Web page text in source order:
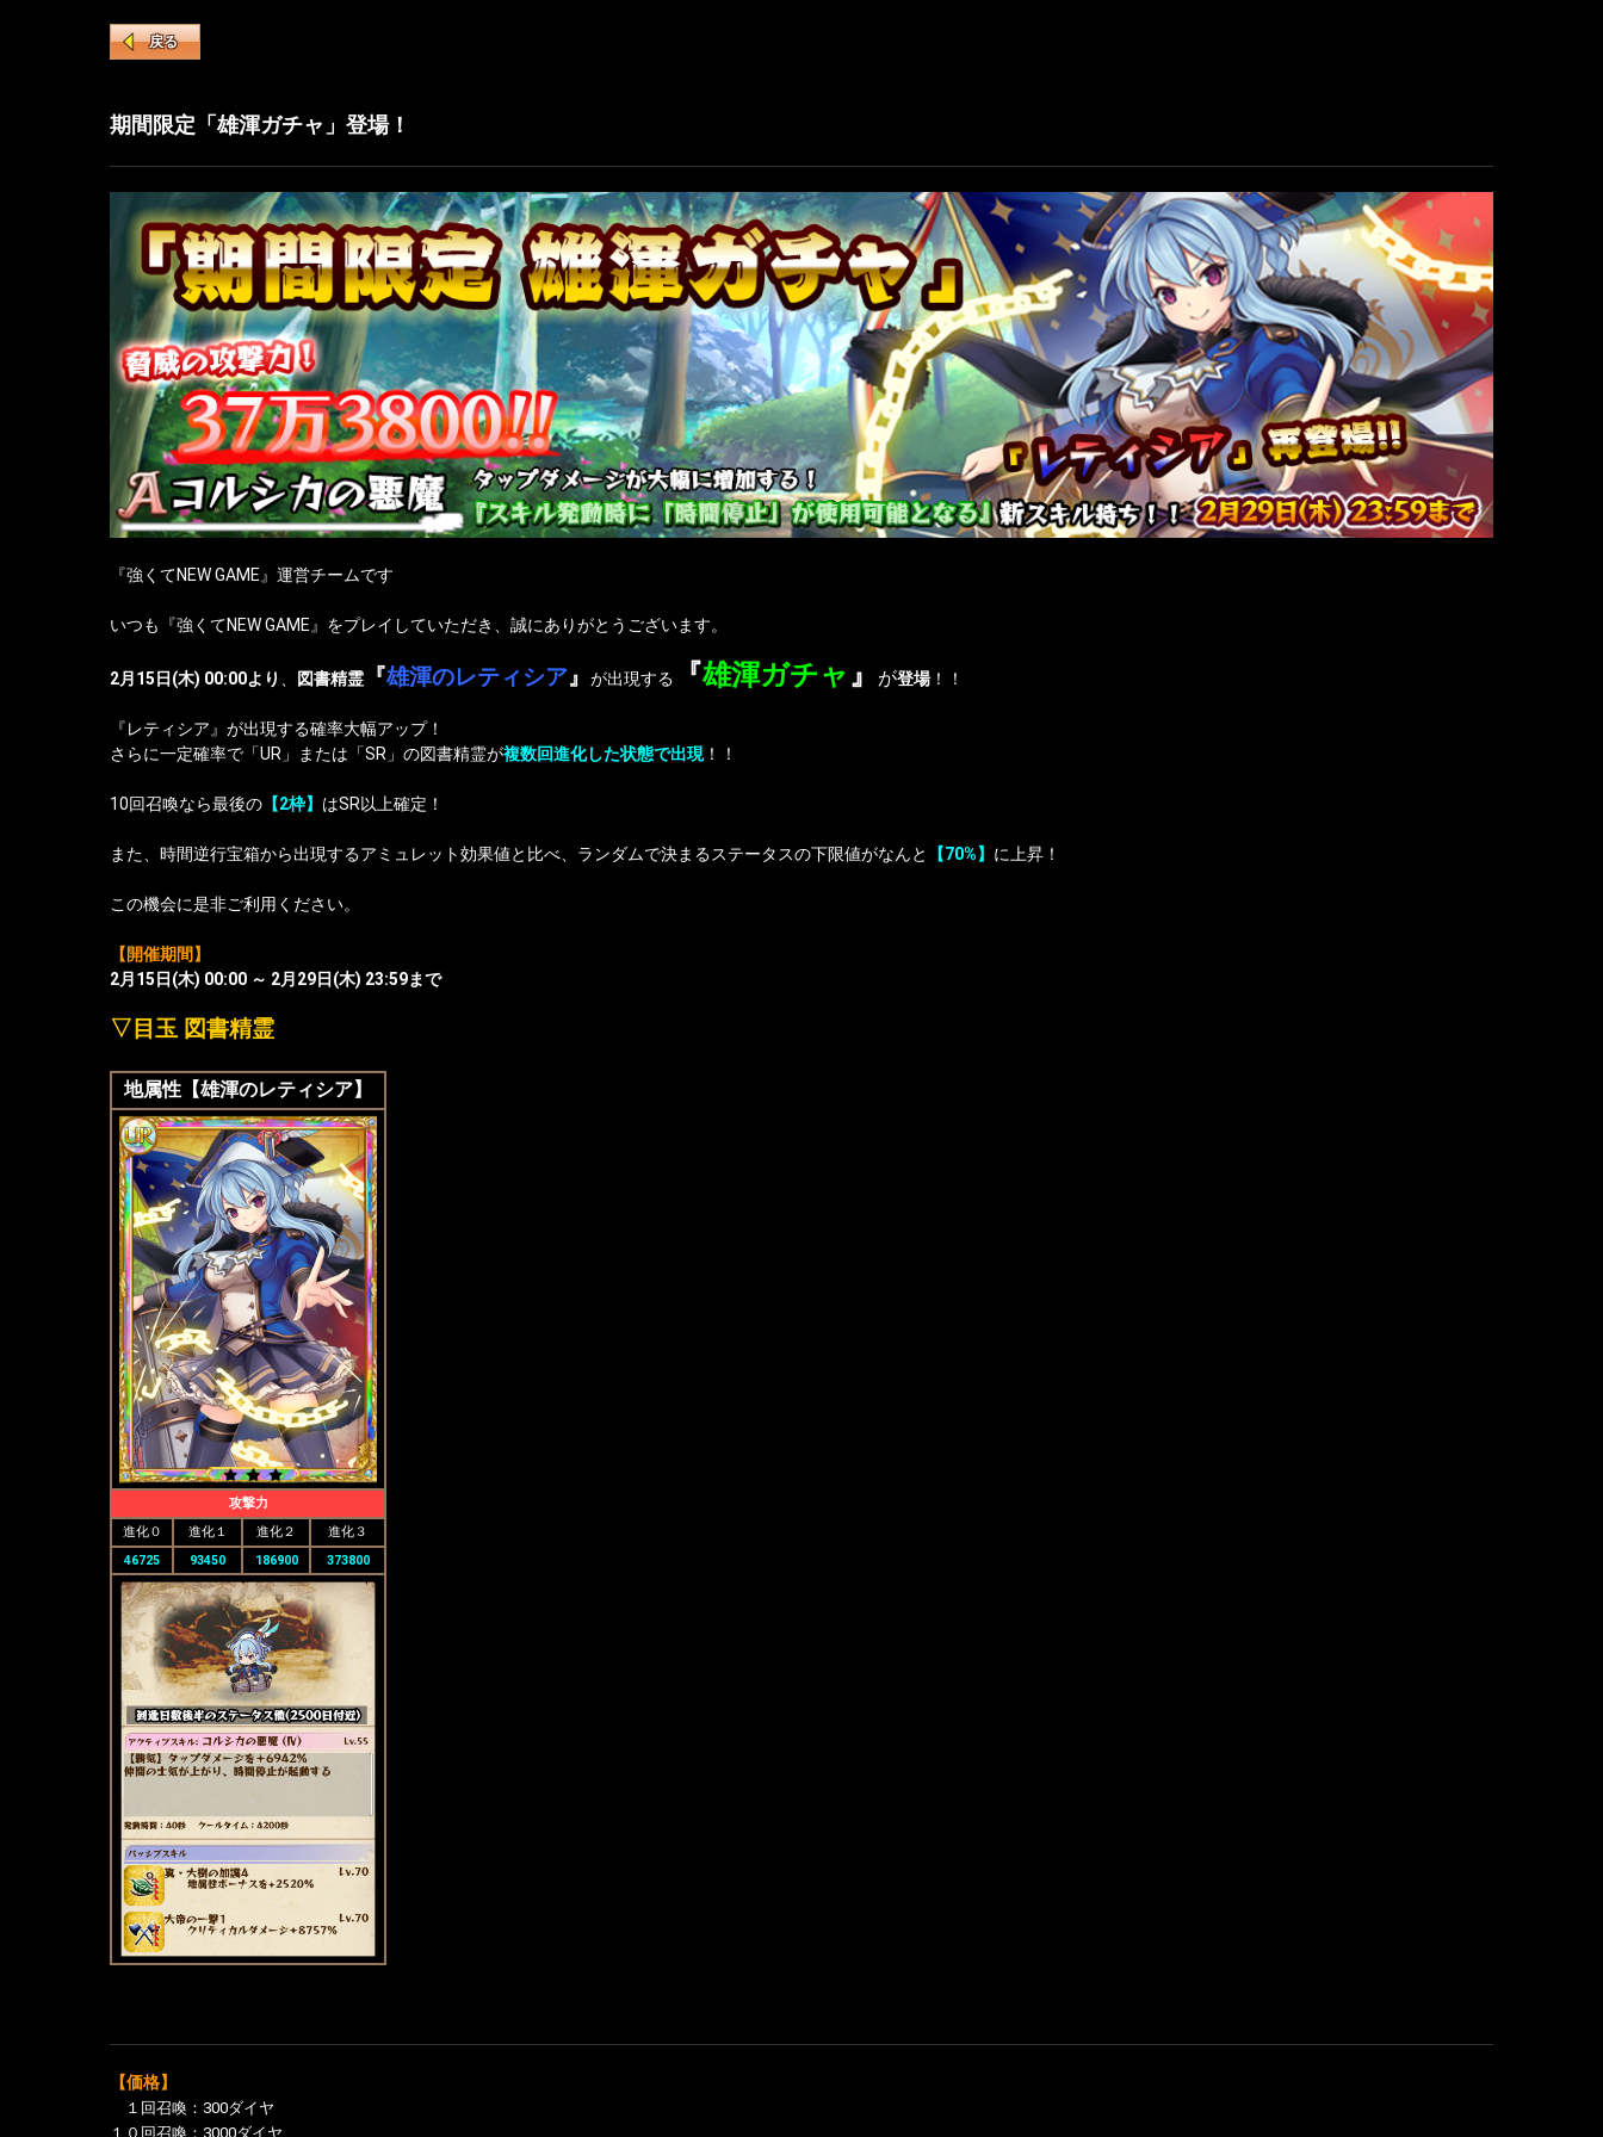
戻る
期間限定「雄渾ガチャ」登場！
『強くてNEW GAME』運営チームです
いつも『強くてNEW GAME』をプレイしていただき、誠にありがとうございます。
2月15日(木) 00:00より 図書精霊 『雄渾のレティシア』 が出現する 『雄渾ガチャ』 が登場！！
『レティシア』が出現する確率大幅アップ！
さらに一定確率で「UR」または「SR」の図書精霊が複数回進化した状態で出現！！
10回召喚なら最後の 【2枠】 はSR以上確定！
また、時間逆行宝箱から出現するアミュレット効果値と比べ、ランダムで決まるステータスの下限値がなんと 【70%】 に上昇！
この機会に是非ご利用ください。
【開催期間】
2月15日(木) 00:00 ～ 2月29日(木) 23:59まで
▽目玉 図書精霊
地属性 【雄渾のレティシア】
攻撃力
進化０
進化１ 進化２
進化３
46725
93450 186900 373800
【価格】
１回召喚：300ダイヤ
１０回召喚：3000ダイヤ